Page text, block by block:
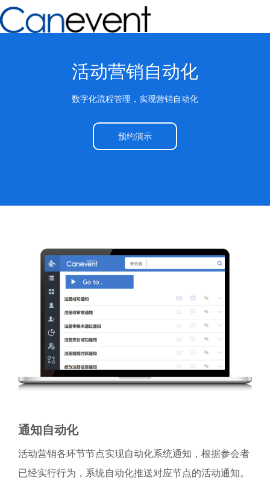
活动营销自动化
数字化流程管理，实现营销自动化
预约演示
通知自动化
活动营销各环节节点实现自动化系统通知，根据参会者
已经实行行为，系统自动化推送对应节点的活动通知。